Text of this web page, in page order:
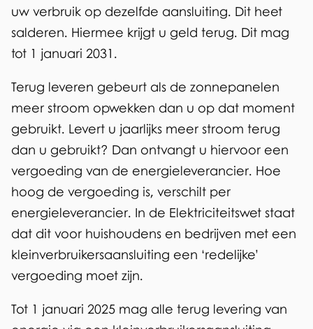
uw verbruik op dezelfde aansluiting. Dit heet
salderen. Hiermee krijgt u geld terug. Dit mag
tot 1 januari 2031.
Terug leveren gebeurt als de zonnepanelen
meer stroom opwekken dan u op dat moment
gebruikt. Levert u jaarlijks meer stroom terug
dan u gebruikt? Dan ontvangt u hiervoor een
vergoeding van de energieleverancier. Hoe
hoog de vergoeding is, verschilt per
energieleverancier. In de Elektriciteitswet staat
dat dit voor huishoudens en bedrijven met een
kleinverbruikersaansluiting een ‘redelijke’
vergoeding moet zijn.
Tot 1 januari 2025 mag alle terug levering van